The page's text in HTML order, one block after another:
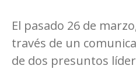
El pasado 26 de
través de un
de dos presuntos